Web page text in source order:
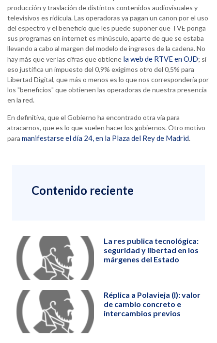
producción y traslación de distintos contenidos audiovisuales y
televisivos es ridícula. Las operadoras ya pagan un canon por el uso
del espectro y el beneficio que les puede suponer que TVE ponga
sus programas en internet es minúsculo, aparte de que se estaba
llevando a cabo al margen del modelo de ingresos de la cadena. No
hay más que ver las cifras que obtiene la web de RTVE en OJD; si
eso justifica un impuesto del 0,9% exigimos otro del 0,5% para
Libertad Digital, que más o menos es lo que nos correspondería por
los "beneficios" que obtienen las operadoras de nuestra presencia
en la red.
En definitiva, que el Gobierno ha encontrado otra vía para
atracarnos, que es lo que suelen hacer los gobiernos. Otro motivo
para manifestarse el día 24, en la Plaza del Rey de Madrid.
Contenido reciente
La res publica tecnológica:
seguridad y libertad en los
márgenes del Estado
Réplica a Polavieja (I): valor
de cambio concreto e
intercambios previos